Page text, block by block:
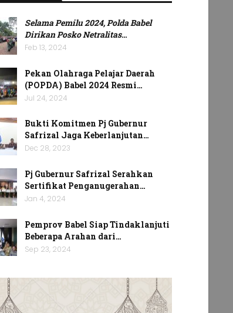
Selama Pemilu 2024, Polda Babel
Dirikan Posko Netralitas…
Feb 13, 2024
Pekan Olahraga Pelajar Daerah
(POPDA) Babel 2024 Resmi…
Jul 24, 2024
Bukti Komitmen Pj Gubernur
Safrizal Jaga Keberlanjutan…
Dec 28, 2023
Pj Gubernur Safrizal Serahkan
Sertifikat Penganugerahan…
Jan 4, 2024
Pemprov Babel Siap Tindaklanjuti
Beberapa Arahan dari…
Sep 23, 2024